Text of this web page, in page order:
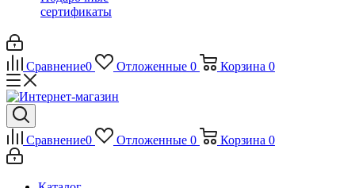
сертификаты
Сравнение0 Отложенные 0 Корзина 0
Сравнение0 Отложенные 0 Корзина 0